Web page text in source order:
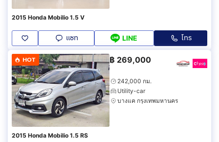
2015 Honda Mobilio 1.5 V
แชท LINE โทร
HOT ฿ 269,000
242,000 กม.
Utility-car
บางแค กรุงเทพมหานคร
2015 Honda Mobilio 1.5 RS